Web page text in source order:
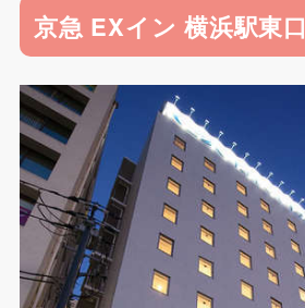
京急 EXイン 横浜駅東口